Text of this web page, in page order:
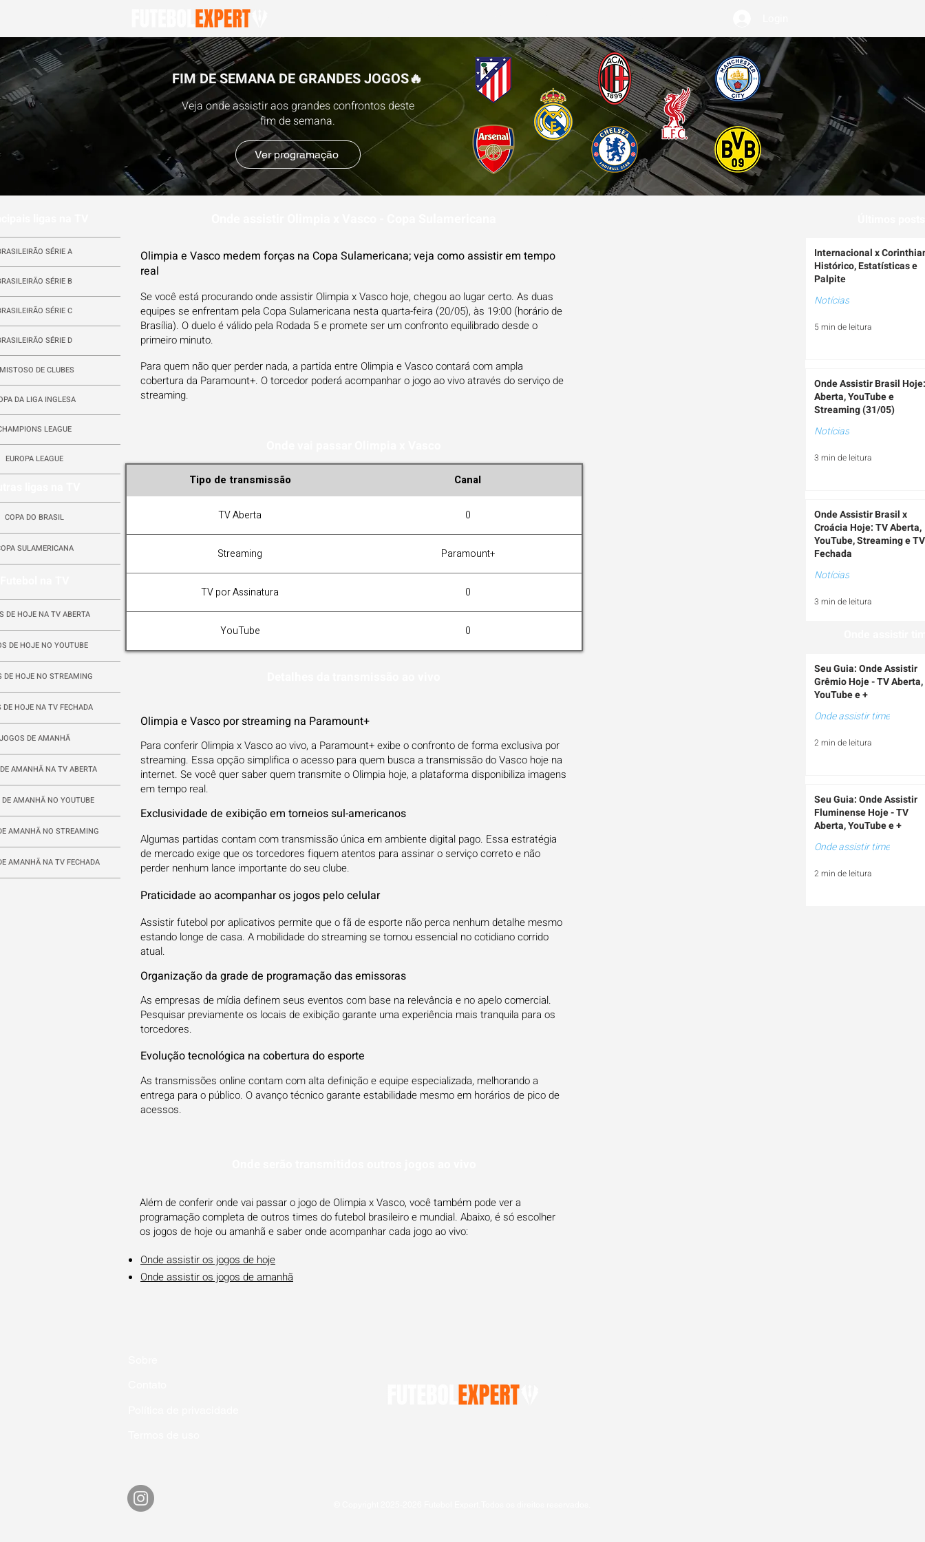
FIM DE SEMANA DE GRANDES JOGOS🔥
Veja onde assistir aos grandes confrontos deste
fim de semana.
Ver programação
SÉRIE A
SÉRIE B
SÉRIE C
SÉRIE D
DE CLUBES
DA LIGA INGLESA
LEAGUE
EUROPA LEAGUE
COPA DO BRASIL
SULAMERICANA
DE HOJE NA TV ABERTA
DE HOJE NO YOUTUBE
DE HOJE NO STREAMING
DE HOJE NA TV FECHADA
DE AMANHÃ
AMANHÃ NA TV ABERTA
AMANHÃ NO YOUTUBE
AMANHÃ NO STREAMING
AMANHÃ NA TV FECHADA
Olimpia e Vasco medem forças na Copa Sulamericana; veja como assistir em tempo
real
Se você está procurando onde assistir Olimpia x Vasco hoje, chegou ao lugar certo. As duas
equipes se enfrentam pela Copa Sulamericana nesta quarta-feira (20/05), às 19:00 (horário de
Brasília). O duelo é válido pela Rodada 5 e promete ser um confronto equilibrado desde o
primeiro minuto.
Para quem não quer perder nada, a partida entre Olimpia e Vasco contará com ampla
cobertura da Paramount+. O torcedor poderá acompanhar o jogo ao vivo através do serviço de
streaming.
Tipo de transmissão Canal
TV Aberta 0
Streaming Paramount+
TV por Assinatura 0
YouTube 0
Olimpia e Vasco por streaming na Paramount+
Para conferir Olimpia x Vasco ao vivo, a Paramount+ exibe o confronto de forma exclusiva por
streaming. Essa opção simplifica o acesso para quem busca a transmissão do Vasco hoje na
internet. Se você quer saber quem transmite o Olimpia hoje, a plataforma disponibiliza imagens
em tempo real.
Exclusividade de exibição em torneios sul-americanos
Algumas partidas contam com transmissão única em ambiente digital pago. Essa estratégia
de mercado exige que os torcedores fiquem atentos para assinar o serviço correto e não
perder nenhum lance importante do seu clube.
Praticidade ao acompanhar os jogos pelo celular
Assistir futebol por aplicativos permite que o fã de esporte não perca nenhum detalhe mesmo
estando longe de casa. A mobilidade do streaming se tornou essencial no cotidiano corrido
atual.
Organização da grade de programação das emissoras
As empresas de mídia definem seus eventos com base na relevância e no apelo comercial.
Pesquisar previamente os locais de exibição garante uma experiência mais tranquila para os
torcedores.
Evolução tecnológica na cobertura do esporte
As transmissões online contam com alta definição e equipe especializada, melhorando a
entrega para o público. O avanço técnico garante estabilidade mesmo em horários de pico de
acessos.
Internacional x
Histórico, Estatísticas e
Palpite
Notícias
5 min de leitura
Onde Assistir Brasil
Aberta, YouTube e
Streaming (31/05)
Notícias
3 min de leitura
Onde Assistir Brasil x
Croácia Hoje: TV Aberta,
YouTube, Streaming e TV
Fechada
Notícias
3 min de leitura
Seu Guia: Onde Assistir
Grêmio Hoje - TV Aberta,
YouTube e +
Onde assistir time
2 min de leitura
Seu Guia: Onde Assistir
Fluminense Hoje - TV
Aberta, YouTube e +
Onde assistir time
2 min de leitura
Além de conferir onde vai passar o jogo de Olimpia x Vasco, você também pode ver a
programação completa de outros times do futebol brasileiro e mundial. Abaixo, é só escolher
os jogos de hoje ou amanhã e saber onde acompanhar cada jogo ao vivo:
Onde assistir os jogos de hoje
Onde assistir os jogos de amanhã